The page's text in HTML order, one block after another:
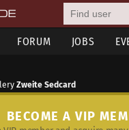
FORUM JOBS
Zweite Sedcard
BECOME A VIP